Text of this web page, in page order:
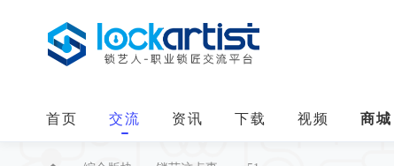
首页 交流 资讯 下载 视频 商城